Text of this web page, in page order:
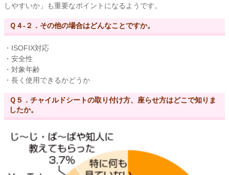
しやすいか」も重要なポイントになるようです。
Ｑ４-２．その他の場合はどんなことですか。
・ISOFIX対応
・安全性
・対象年齢
・長く使用できるかどうか
Ｑ５．チャイルドシートの取り付け方、座らせ方はどこで知りま
したか。